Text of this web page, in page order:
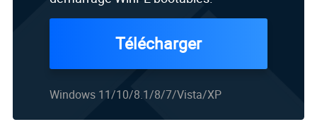
Télécharger
Windows 11/10/8.1/8/7/Vista/XP